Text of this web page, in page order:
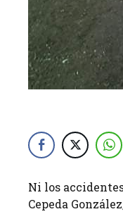
Ni los
Cepeda